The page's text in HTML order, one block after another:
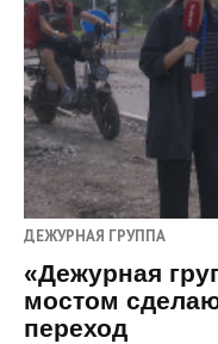
ДЕЖУРНАЯ ГРУППА
«Дежурная
мостом
переход